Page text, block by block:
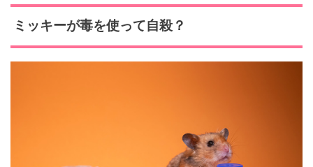
ミッキーが毒を使って自殺？